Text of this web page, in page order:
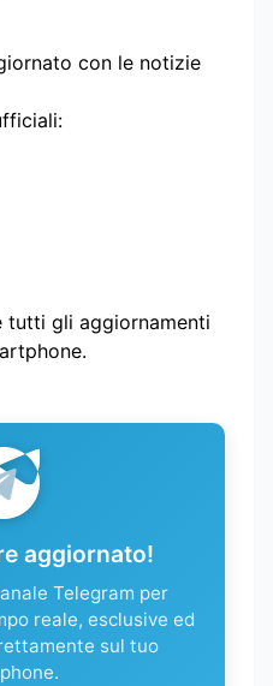
con le notizie
tutti gli aggiornamenti
aggiornato!
Telegram per
reale, esclusive ed
sul tuo